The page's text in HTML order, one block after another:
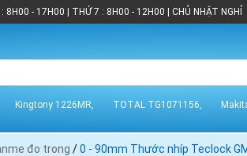
8H00 - 17H00 | THỨ 7 : 8H00 - 12H00 | CHỦ NHẬT NGHỈ
Kingtony 1226MR, TOTAL TG1071156,
đo trong /0 - 90mm Thước nhíp Teclock